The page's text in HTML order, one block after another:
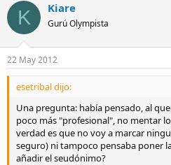
K Kiare
Gurú Olympista
22 May 2012
esetribal dijo:
Una pregunta: había pensado, al
poco más "profesional", no mentar
verdad es que no voy a marcar
seguro) ni tampoco pensaba poner
añadir el seudónimo?